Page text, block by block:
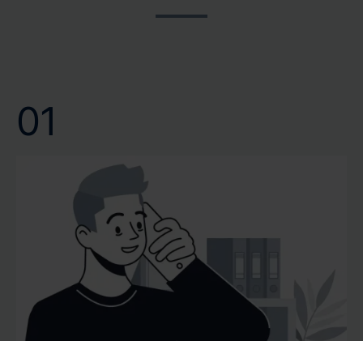
und wir bei CERTA respektieren dies. Verlassen Sie sich
lange Wartezeiten voranzutreiben. Wir bei CERTA
Vertrauen Sie auf unsere Kompetenz und Effizienz, um
Ihr Wertgutachten oder Verkehrswertgutachten
01